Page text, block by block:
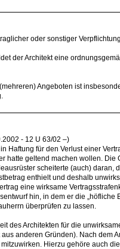
oder sonstiger
der Architekt eine
Angeboten ist
- 12 U 63/02 –)
Haftung für den Verlust einer
hatte geltend machen wollen. Die
scheiterte (auch) daran,
enthielt und deshalb
eine wirksame
hin, in dem er die „höfliche
überprüfen zu lassen.
des Architekten für die
anderen Gründen). Nach dem
Hierzu gehöre auch